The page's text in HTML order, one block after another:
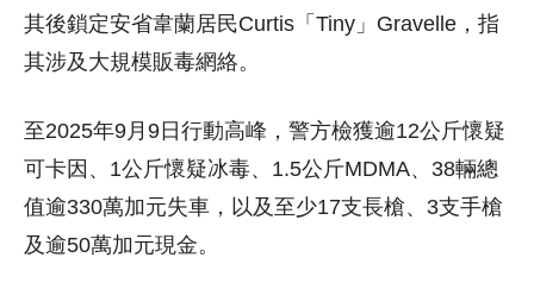
其後鎖定安省韋蘭居民Curtis「Tiny」Gravelle，指
其涉及大規模販毒網絡。
至2025年9月9日行動高峰，警方檢獲逾12公斤懷疑
可卡因、1公斤懷疑冰毒、1.5公斤MDMA、38輛總
值逾330萬加元失車，以及至少17支長槍、3支手槍
及逾50萬加元現金。